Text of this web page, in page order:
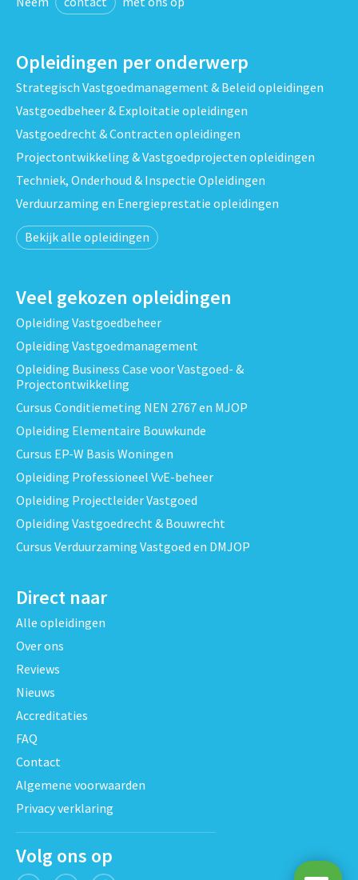
Opleidingen per onderwerp
Strategisch Vastgoedmanagement & Beleid opleidingen
Vastgoedbeheer & Exploitatie opleidingen
Vastgoedrecht & Contracten opleidingen
Projectontwikkeling & Vastgoedprojecten opleidingen
Techniek, Onderhoud & Inspectie Opleidingen
Verduurzaming en Energieprestatie opleidingen
Bekijk alle opleidingen
Veel gekozen opleidingen
Opleiding Vastgoedbeheer
Opleiding Vastgoedmanagement
Opleiding Business Case voor Vastgoed- &
Projectontwikkeling
Cursus Conditiemeting NEN 2767 en MJOP
Opleiding Elementaire Bouwkunde
Cursus EP-W Basis Woningen
Opleiding Professioneel VvE-beheer
Opleiding Projectleider Vastgoed
Opleiding Vastgoedrecht & Bouwrecht
Cursus Verduurzaming Vastgoed en DMJOP
Direct naar
Alle opleidingen
Over ons
Reviews
Nieuws
Accreditaties
FAQ
Contact
Algemene voorwaarden
Privacy verklaring
Volg ons op